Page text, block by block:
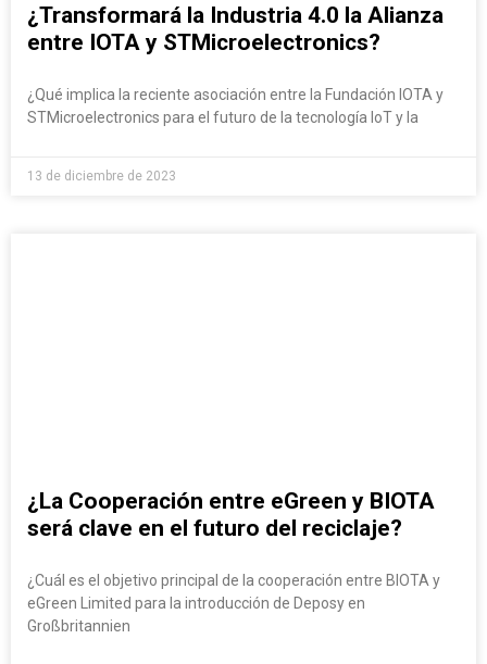
¿Transformará la Industria 4.0 la Alianza
entre IOTA y STMicroelectronics?
¿Qué implica la reciente asociación entre la Fundación IOTA y
STMicroelectronics para el futuro de la tecnología IoT y la
13 de diciembre de 2023
¿La Cooperación entre eGreen y BIOTA
será clave en el futuro del reciclaje?
¿Cuál es el objetivo principal de la cooperación entre BIOTA y
eGreen Limited para la introducción de Deposy en
Großbritannien